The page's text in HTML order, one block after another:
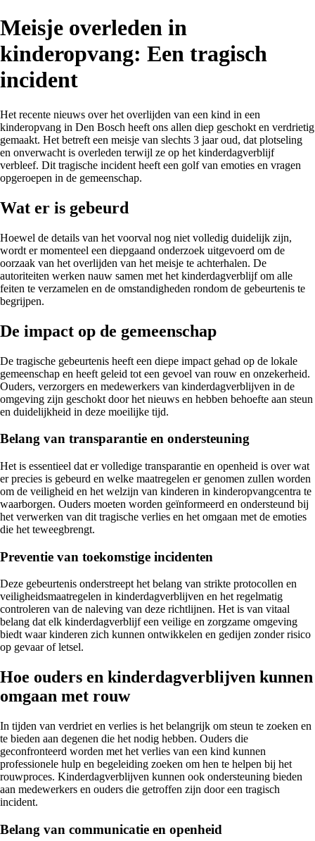
Meisje overleden in
kinderopvang: Een tragisch
incident
Het recente nieuws over het overlijden van een kind in een
kinderopvang in Den Bosch heeft ons allen diep geschokt en verdrietig
gemaakt. Het betreft een meisje van slechts 3 jaar oud, dat plotseling
en onverwacht is overleden terwijl ze op het kinderdagverblijf
verbleef. Dit tragische incident heeft een golf van emoties en vragen
opgeroepen in de gemeenschap.
Wat er is gebeurd
Hoewel de details van het voorval nog niet volledig duidelijk zijn,
wordt er momenteel een diepgaand onderzoek uitgevoerd om de
oorzaak van het overlijden van het meisje te achterhalen. De
autoriteiten werken nauw samen met het kinderdagverblijf om alle
feiten te verzamelen en de omstandigheden rondom de gebeurtenis te
begrijpen.
De impact op de gemeenschap
De tragische gebeurtenis heeft een diepe impact gehad op de lokale
gemeenschap en heeft geleid tot een gevoel van rouw en onzekerheid.
Ouders, verzorgers en medewerkers van kinderdagverblijven in de
omgeving zijn geschokt door het nieuws en hebben behoefte aan steun
en duidelijkheid in deze moeilijke tijd.
Belang van transparantie en ondersteuning
Het is essentieel dat er volledige transparantie en openheid is over wat
er precies is gebeurd en welke maatregelen er genomen zullen worden
om de veiligheid en het welzijn van kinderen in kinderopvangcentra te
waarborgen. Ouders moeten worden geïnformeerd en ondersteund bij
het verwerken van dit tragische verlies en het omgaan met de emoties
die het teweegbrengt.
Preventie van toekomstige incidenten
Deze gebeurtenis onderstreept het belang van strikte protocollen en
veiligheidsmaatregelen in kinderdagverblijven en het regelmatig
controleren van de naleving van deze richtlijnen. Het is van vitaal
belang dat elk kinderdagverblijf een veilige en zorgzame omgeving
biedt waar kinderen zich kunnen ontwikkelen en gedijen zonder risico
op gevaar of letsel.
Hoe ouders en kinderdagverblijven kunnen
omgaan met rouw
In tijden van verdriet en verlies is het belangrijk om steun te zoeken en
te bieden aan degenen die het nodig hebben. Ouders die
geconfronteerd worden met het verlies van een kind kunnen
professionele hulp en begeleiding zoeken om hen te helpen bij het
rouwproces. Kinderdagverblijven kunnen ook ondersteuning bieden
aan medewerkers en ouders die getroffen zijn door een tragisch
incident.
Belang van communicatie en openheid